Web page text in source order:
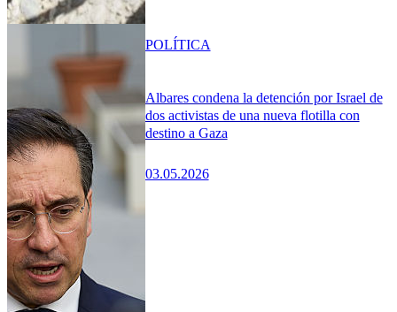
Albares condena la detención por Israel de
dos activistas de una nueva flotilla con
destino a Gaza
03.05.2026
POLÍTICA